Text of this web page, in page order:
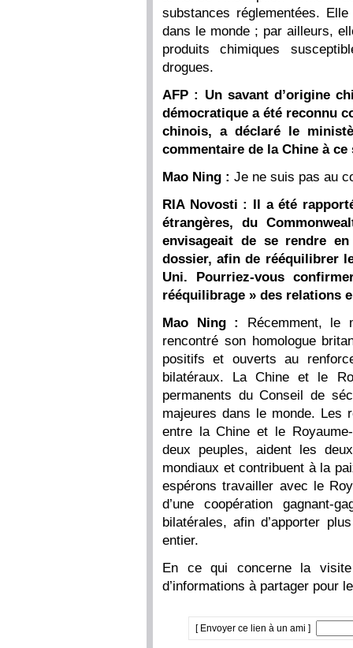
substances réglementées.
dans le monde ; par ailleurs,
produits chimiques
drogues.
AFP : Un savant d’origine
démocratique a été reconnu
chinois, a déclaré le
commentaire de la Chine à ce
Mao Ning : Je ne suis pas au
RIA Novosti : Il a été
étrangères, du
envisageait de se rendre
dossier, afin de rééquilibrer
Uni. Pourriez-vous
rééquilibrage » des relations
Mao Ning : Récemment, le
rencontré son homologue
positifs et ouverts au
bilatéraux. La Chine et le
permanents du Conseil de
majeures dans le monde. Les
entre la Chine et le
deux peuples, aident les
mondiaux et contribuent à la
espérons travailler avec le
d’une coopération gagnant-
bilatérales, afin d’apporter
entier.
En ce qui concerne la
d’informations à partager pour
[ Envoyer ce lien à un ami ]